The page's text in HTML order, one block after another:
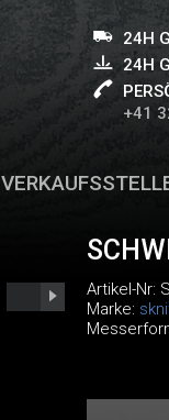
24H
24H
+41
Artikel-Nr:
Marke: